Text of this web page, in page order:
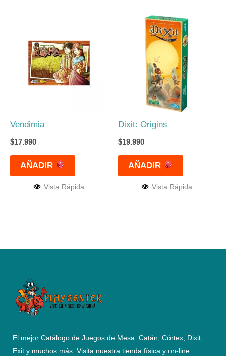
Vendimia
$17.990
AÑADIR
Vista Rápida
Dixit: Origins
$19.990
AÑADIR
Vista Rápida
El mejor Catálogo de Juegos de Mesa: Catán, Córtex, Dixit,
Exit y muchos más. Visita nuestra tienda física y on-line.